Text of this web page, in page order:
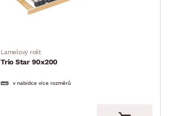
Lamelový rošt
Trio Star 90x200
v nabídce více rozměrů